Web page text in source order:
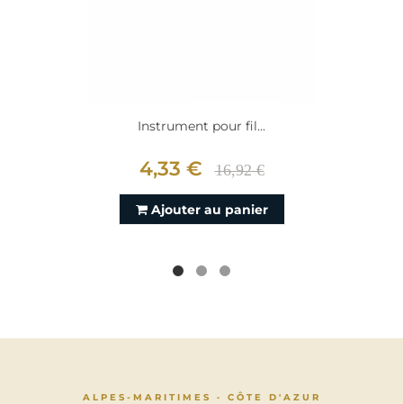
Instrument pour fil...
4,33 € 16,92 €
Ajouter au panier
ALPES-MARITIMES · CÔTE D'AZUR